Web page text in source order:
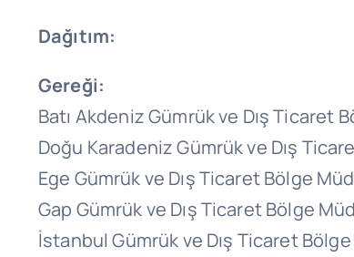
Dağıtım:
Gereği:
Batı Akdeniz Gümrük ve Dış Ticaret
Doğu Karadeniz Gümrük ve Dış
Ege Gümrük ve Dış Ticaret Bölge
Gap Gümrük ve Dış Ticaret Bölge
İstanbul Gümrük ve Dış Ticaret